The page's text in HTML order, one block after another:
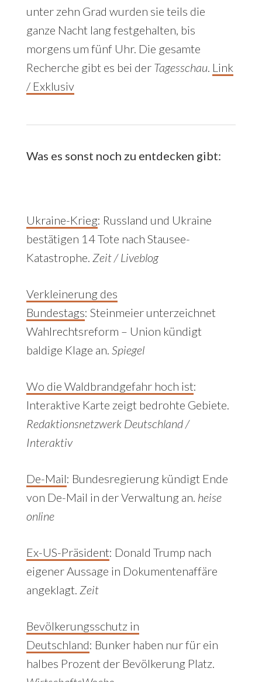
unter zehn Grad wurden sie teils die
ganze Nacht lang festgehalten, bis
morgens um fünf Uhr. Die gesamte
Recherche gibt es bei der Tagesschau. Link
/ Exklusiv
Was es sonst noch zu entdecken gibt:
Ukraine-Krieg: Russland und Ukraine
bestätigen 14 Tote nach Stausee-
Katastrophe. Zeit / Liveblog
Verkleinerung des
Bundestags: Steinmeier unterzeichnet
Wahlrechtsreform – Union kündigt
baldige Klage an. Spiegel
Wo die Waldbrandgefahr hoch ist:
Interaktive Karte zeigt bedrohte Gebiete.
Redaktionsnetzwerk Deutschland /
Interaktiv
De-Mail: Bundesregierung kündigt Ende
von De-Mail in der Verwaltung an. heise
online
Ex-US-Präsident: Donald Trump nach
eigener Aussage in Dokumentenaffäre
angeklagt. Zeit
Bevölkerungsschutz in
Deutschland: Bunker haben nur für ein
halbes Prozent der Bevölkerung Platz.